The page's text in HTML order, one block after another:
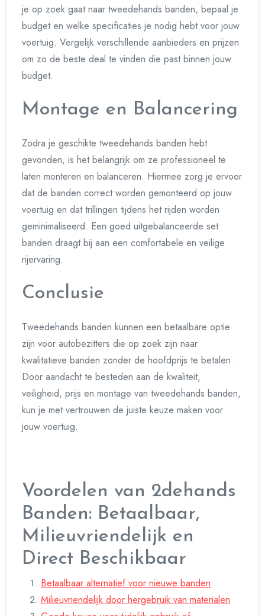
je op zoek gaat naar tweedehands banden, bepaal je
budget en welke specificaties je nodig hebt voor jouw
voertuig. Vergelijk verschillende aanbieders en prijzen
om zo de beste deal te vinden die past binnen jouw
budget.
Montage en Balancering
Zodra je geschikte tweedehands banden hebt
gevonden, is het belangrijk om ze professioneel te
laten monteren en balanceren. Hiermee zorg je ervoor
dat de banden correct worden gemonteerd op jouw
voertuig en dat trillingen tijdens het rijden worden
geminimaliseerd. Een goed uitgebalanceerde set
banden draagt bij aan een comfortabele en veilige
rijervaring.
Conclusie
Tweedehands banden kunnen een betaalbare optie
zijn voor autobezitters die op zoek zijn naar
kwalitatieve banden zonder de hoofdprijs te betalen.
Door aandacht te besteden aan de kwaliteit,
veiligheid, prijs en montage van tweedehands banden,
kun je met vertrouwen de juiste keuze maken voor
jouw voertuig.
Voordelen van 2dehands
Banden: Betaalbaar,
Milieuvriendelijk en
Direct Beschikbaar
Betaalbaar alternatief voor nieuwe banden
Milieuvriendelijk door hergebruik van materialen